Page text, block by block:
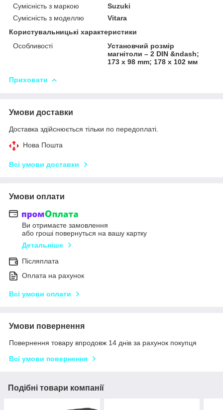
Сумісність з маркою
Suzuki
Сумісність з моделлю
Vitara
Користувальницькі характеристики
Особливості
Установчий розмір
магнітоли – 2 DIN &ndash;
173 x 98 mm; 178 x 102 мм
Приховати
Умови доставки
Доставка здійснюється тільки по передоплаті.
Нова Пошта
Всі умови доставки
Умови оплати
Ви отримаєте замовлення
або гроші повернуться на вашу картку
Детальніше
Післяплата
Оплата на рахунок
Всі умови оплати
Умови повернення
Повернення товару впродовж 14 днів за рахунок покупця
Всі умови повернення
Подібні товари компанії